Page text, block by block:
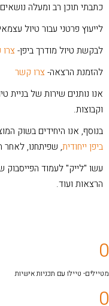
כתבתי תוכן רב ומעלה
לייעוץ פרטני עבור טיול
לבקשת טיול מודרך ביפן-
להזמנת הרצאה- צרו קשר
אנו נותנים שירות של בניית
וקבוצות.
בנוסף, אנו היחידים בשוק
ביפן ייחודית, שפיתחנו, לאחר
עשו "לייק" לעמוד הפייסבוק
הרצאות ועוד.
0
מטיילים- טיילו עם תכניות אישיות
0